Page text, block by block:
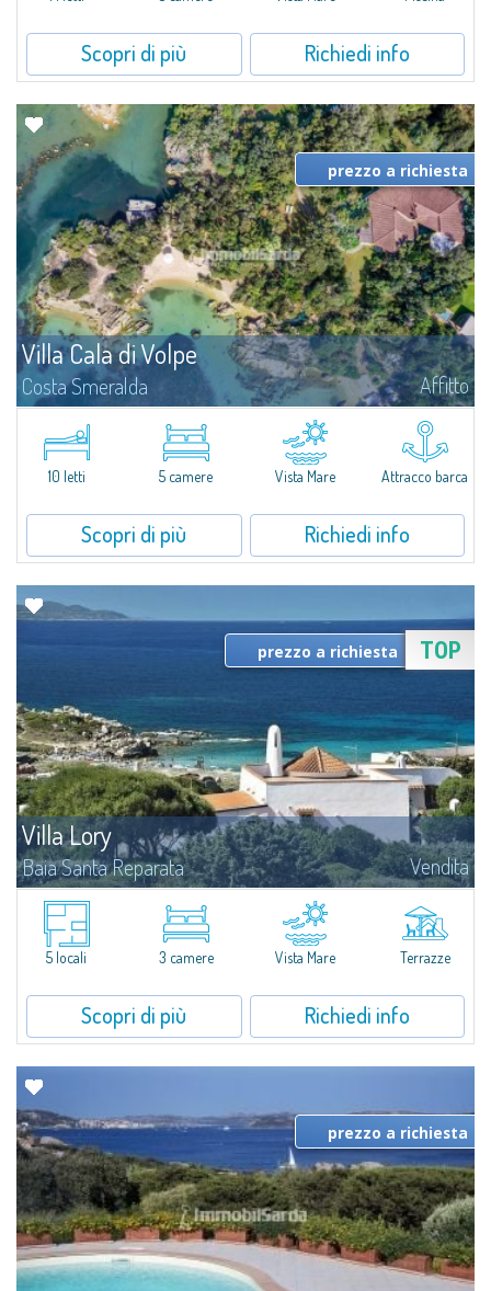
Scopri di più Richiedi info
Villa Cala di Volpe
Costa Smeralda Affitto
Vi diamo il benvenuto a Villa Cala di Volpe, straordinaria proprietà fronte
mare e vera e propria penisola privata di circa 6.000 metri quadrati lungo
le coste cristalline della prestigiosa Baia Cala di Volpe, a due...
prezzo a richiesta
10 letti 5 camere Vista Mare Attracco barca
Scopri di più Richiedi info
Villa Lory
Baia Santa Reparata Vendita
Immersa in un curatissimo e rigoglioso giardino di macchia mediterranea,
Villa Lory si inserisce nell'esclusivo contesto delle storiche ville originarie di
questo caratteristico borgo di Baia Santa Reparata, in cui è...
TOP
prezzo a richiesta
5 locali 3 camere Vista Mare Terrazze
Scopri di più Richiedi info
prezzo a richiesta